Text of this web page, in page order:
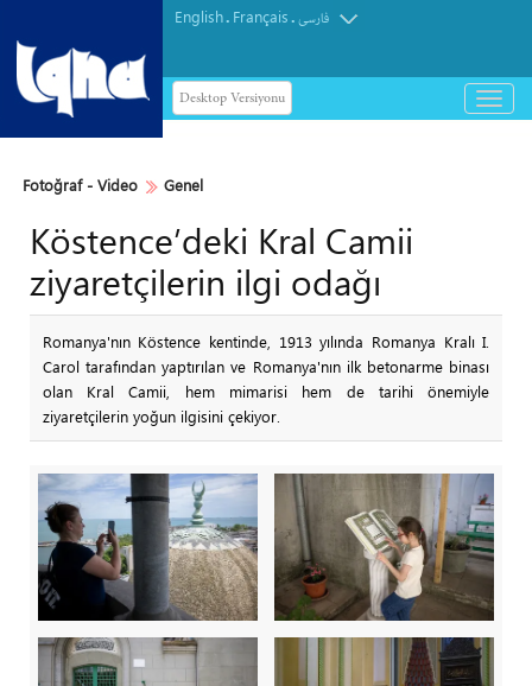
English. Français.فارسی
Desktop Versiyonu
باز
و
Fotoğraf - Video Genel
Köstence’deki Kral Camii
ziyaretçilerin ilgi odağı
Romanya'nın Köstence kentinde, 1913 yılında Romanya Kralı I.
Carol tarafından yaptırılan ve Romanya'nın ilk betonarme binası
olan Kral Camii, hem mimarisi hem de tarihi önemiyle
ziyaretçilerin yoğun ilgisini çekiyor.